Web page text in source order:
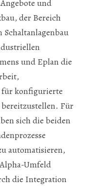
und
der Bereich
und Eplan die
für konfigurierte
Für
sich die beiden
automatisieren,
Umfeld
die Integration